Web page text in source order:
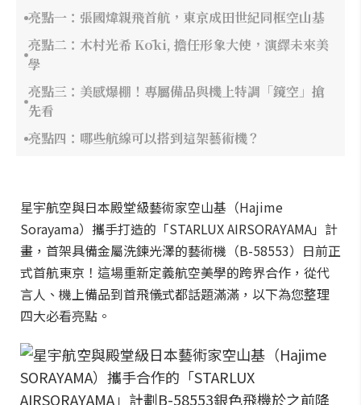
亮點一：張國煒親飛首航，東京成田世紀同框空山基
亮點二：木村光希 Kōki, 擔任形象大使，演繹未來美
學
亮點三：美感爆棚！專屬備品與機上特調「鏡空」搶
先看
亮點四：哪些航線可以搭到這架藝術機？
星宇航空與日本殿堂級藝術家空山基（Hajime
Sorayama）攜手打造的「STARLUX AIRSORAYAMA」計
畫，首架具備金屬洗鍊光澤的藝術機（B-58553）日前正
式首航東京！這場重新定義航空美學的跨界合作，從代
言人、機上備品到首飛儀式都話題滿滿，以下為您整理
四大必看亮點。